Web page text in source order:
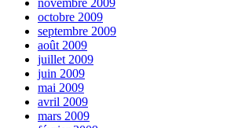
novembre 2009
octobre 2009
septembre 2009
août 2009
juillet 2009
juin 2009
mai 2009
avril 2009
mars 2009